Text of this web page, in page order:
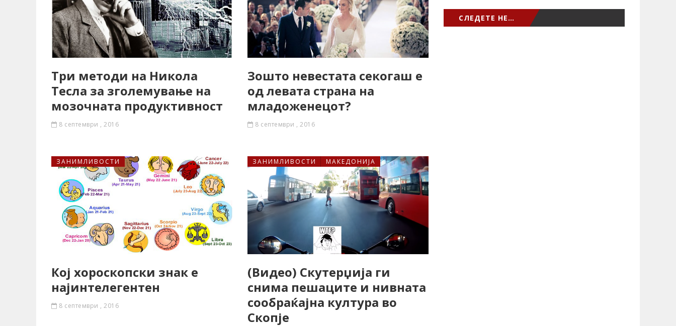
Три методи на Никола
Тесла за зголемување на
мозочната продуктивност
8 септември , 2016
Зошто невестата секогаш е
од левата страна на
младоженецот?
8 септември , 2016
ЗАНИМЛИВОСТИ
Кој хороскопски знак е
најинтелегентен
8 септември , 2016
ЗАНИМЛИВОСТИ МАКЕДОНИЈА
(Видео) Скутерџија ги
снима пешаците и нивната
сообраќајна култура во
Скопје
СЛЕДЕТЕ НЕ…